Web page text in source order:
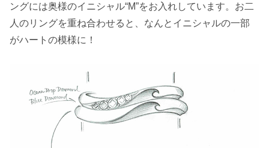
ングには奥様のイニシャル“M”をお入れしています。お二
人のリングを重ね合わせると、なんとイニシャルの一部
がハートの模様に！